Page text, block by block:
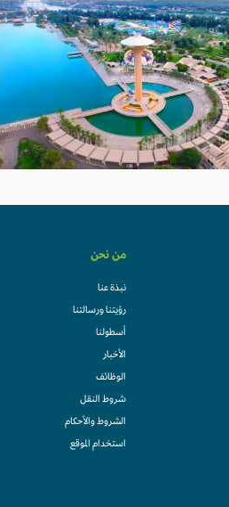
من نحن
نبذة عنا
رؤيتنا ورسالتنا
أسطولنا
الأخبار
الوظائف
شروط النقل
الشروط والأحكام
استخدام الموقع